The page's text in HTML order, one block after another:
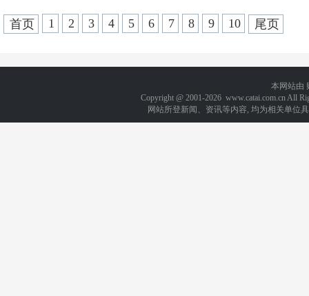
首页 1 2 3 4 5 6 7 8 9 10 尾页
本网站由
Copyright @ 2001-2026 www.catai.com.cn All
网站所登新闻、资讯等内容, 均为相关单位